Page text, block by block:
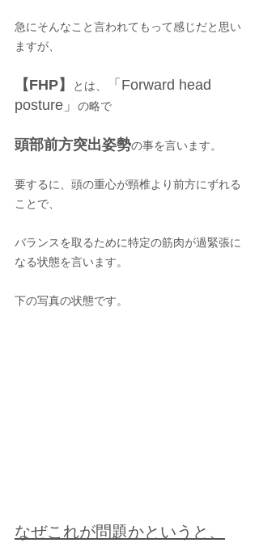
急にそんなこと言われてもって感じだと思い
ますが、
【FHP】 とは、
「Forward head
posture」
の略で
頭部前方突出姿勢の事を言います。
要するに、頭の重心が頸椎より前方にずれる
ことで、
バランスを取るために特定の筋肉が過緊張に
なる状態を言います。
下の写真の状態です。
なぜこれが問題かというと、